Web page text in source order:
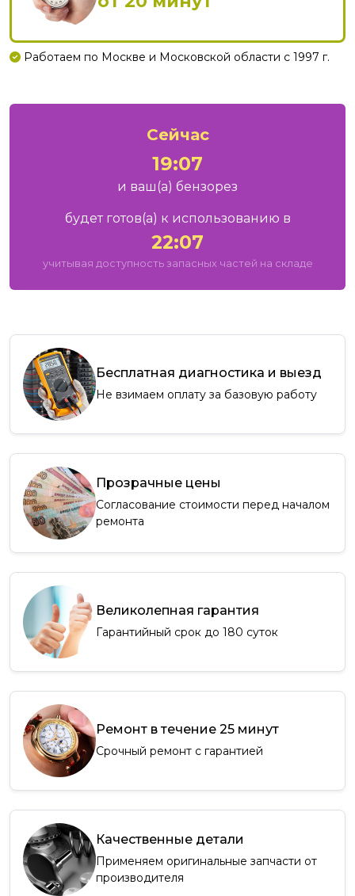
Работаем по Москве и Московской области с 1997 г.
Сейчас
19:07
и ваш(а) бензорез
будет готов(а) к использованию в
22:07
учитывая доступность запасных частей на складе
Бесплатная диагностика и выезд
Не взимаем оплату за базовую работу
Прозрачные цены
Согласование стоимости перед началом
ремонта
Великолепная гарантия
Гарантийный срок до 180 суток
Ремонт в течение 25 минут
Срочный ремонт с гарантией
Качественные детали
Применяем оригинальные запчасти от
производителя